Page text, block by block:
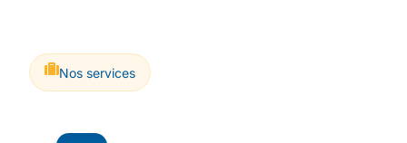
Nos services